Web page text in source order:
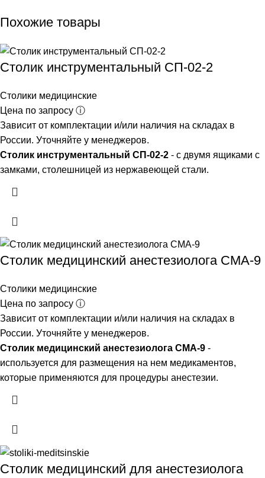
Похожие товары
Столик инструментальный СП-02-2
Столики медицинские
Цена по запросу ⓘ
Зависит от комплектации и/или наличия на складах в
России. Уточняйте у менеджеров.
Столик инструментальный СП-02-2 - с двумя ящиками с
замками, столешницей из нержавеющей стали.
Столик медицинский анестезиолога СМА-9
Столики медицинские
Цена по запросу ⓘ
Зависит от комплектации и/или наличия на складах в
России. Уточняйте у менеджеров.
Столик медицинский анестезиолога СМА-9 -
используется для размещения на нем медикаментов,
которые применяются для процедуры анестезии.
Столик медицинский для анестезиолога